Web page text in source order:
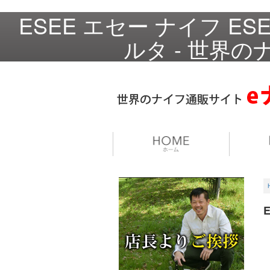
ESEE エセー ナイフ
ルタ - 世界の